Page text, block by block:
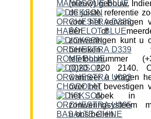
(nieuw) gebouw.
de juiste referentie
voor het vervangen
één of
zonweringen kunt u
bereiken
telefoonnummer
(0)20 220 2140.
wanneer u vragen
over het bevestigen
het doek in
zonweringsysteem
u ons bellen.